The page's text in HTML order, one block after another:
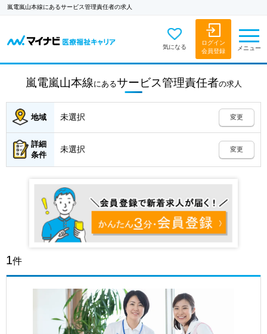
嵐電嵐山本線にあるサービス管理責任者の求人
気になる
ログイン
会員登録
メニュー
嵐電嵐山本線 にあるサービス管理責任者の求人
地域 未選択 変更
詳細
条件
未選択 変更
1件